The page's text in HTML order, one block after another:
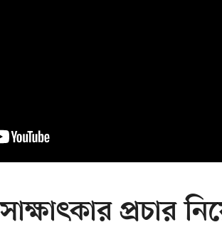
প্রচার